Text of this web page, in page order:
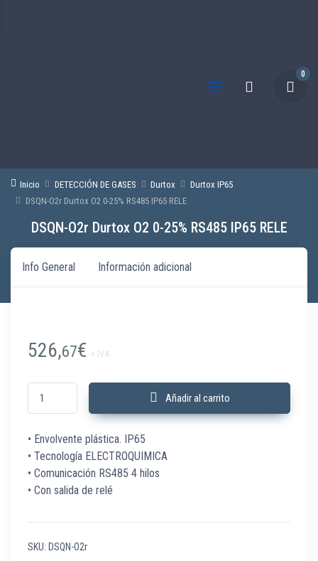
0
Inicio DETECCIÓN DE GASES Durtox
Durtox IP65
DSQN-O2r Durtox O2 0-25% RS485 IP65 RELE
DSQN-O2r Durtox O2 0-25% RS485 IP65 RELE
Info General Información adicional
526,67€ + IVA
DSQN-O2r Durtox O2 0-25% RS485 IP65 RELE cantidad
Añadir al carrito
• Envolvente plástica. IP65
• Tecnología ELECTROQUIMICA
• Comunicación RS485 4 hilos
• Con salida de relé
SKU: DSQN-O2r